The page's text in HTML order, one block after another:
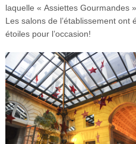
laquelle « Assiettes Gourmandes
Les salons de l’établissement ont
étoiles pour l’occasion!